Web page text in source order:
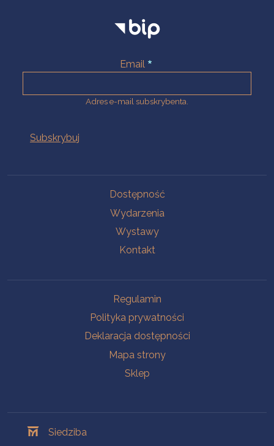
Email
Adres e-mail subskrybenta.
Dostępność
Wydarzenia
Wystawy
Kontakt
Regulamin
Polityka prywatności
Deklaracja dostępności
Mapa strony
Sklep
Siedziba